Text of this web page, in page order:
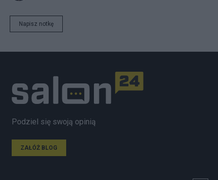
Napisz notkę
Podziel się swoją opinią
ZAŁÓŻ BLOG